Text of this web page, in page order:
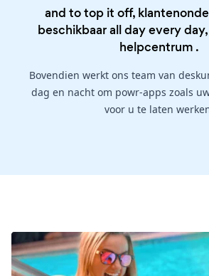
and to top it off,
beschikbaar all day every
helpcentrum .
Bovendien werkt ons team van
dag en nacht om powr-apps zoals
voor u te laten